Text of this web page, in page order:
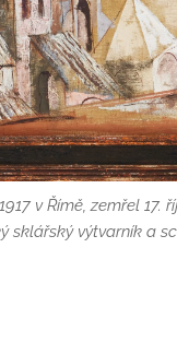
v Římě, zemřel 17.
sklářský výtvarník a